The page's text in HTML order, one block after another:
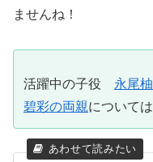
ませんね！
活躍中の子役 永尾
碧彩の両親について